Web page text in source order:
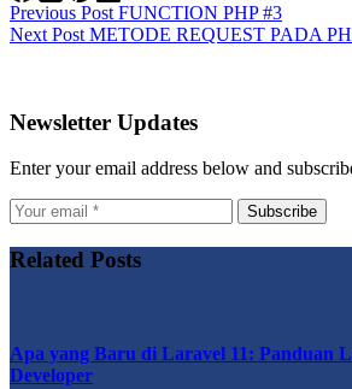
Previous Post FUNCTION PHP #3
Next Post METODE REQUEST PADA
Newsletter Updates
Enter your email address below and
Subscribe
Related Posts
Apa yang Baru di Laravel 11: Panduan
Developer